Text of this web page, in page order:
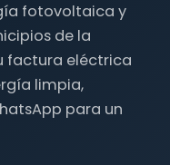
fotovoltaica y
de la
factura eléctrica
limpia,
para un